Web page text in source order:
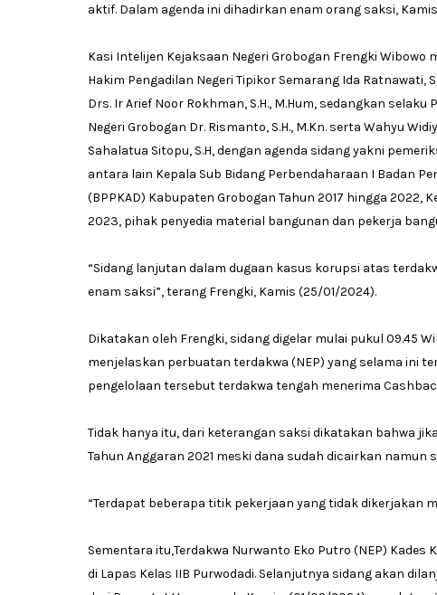
aktif. Dalam agenda ini dihadirkan enam orang saksi,
Kasi Intelijen Kejaksaan Negeri Grobogan Frengki
Hakim Pengadilan Negeri Tipikor Semarang Ida Ratnawati,
Drs. Ir Arief Noor Rokhman, S.H., M.Hum, sedangkan
Negeri Grobogan Dr. Rismanto, S.H., M.Kn. serta Wahyu
Sahalatua Sitopu, S.H, dengan agenda sidang yakni
antara lain Kepala Sub Bidang Perbendaharaan I Badan
(BPPKAD) Kabupaten Grobogan Tahun 2017 hingga 2022,
2023, pihak penyedia material bangunan dan pekerja
“Sidang lanjutan dalam dugaan kasus korupsi atas
enam saksi”, terang Frengki, Kamis (25/01/2024).
Dikatakan oleh Frengki, sidang digelar mulai pukul 09.45
menjelaskan perbuatan terdakwa (NEP) yang selama ini
pengelolaan tersebut terdakwa tengah menerima
Tidak hanya itu, dari keterangan saksi dikatakan bahwa
Tahun Anggaran 2021 meski dana sudah dicairkan
“Terdapat beberapa titik pekerjaan yang tidak dikerjakan
Sementara itu,Terdakwa Nurwanto Eko Putro (NEP)
di Lapas Kelas IIB Purwodadi. Selanjutnya sidang akan